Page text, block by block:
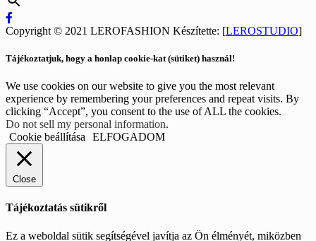
Copyright © 2021 LEROFASHION Készítette: [LEROSTUDIO]
Tájékoztatjuk, hogy a honlap cookie-kat (sütiket) használ!
We use cookies on our website to give you the most relevant
experience by remembering your preferences and repeat visits. By
clicking “Accept”, you consent to the use of ALL the cookies.
Do not sell my personal information.
Cookie beállítása
ELFOGADOM
Close
Tájékoztatás sütikről
Ez a weboldal sütik segítségével javítja az Ön élményét, miközben